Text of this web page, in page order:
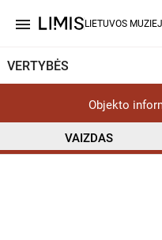
menu LIETUVOS
VERTYBĖS
Objekto
VAIZDAS